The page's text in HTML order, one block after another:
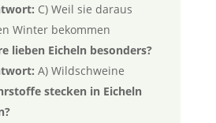
C) Weil sie daraus
Winter bekommen
lieben Eicheln besonders?
A) Wildschweine
stecken in Eicheln